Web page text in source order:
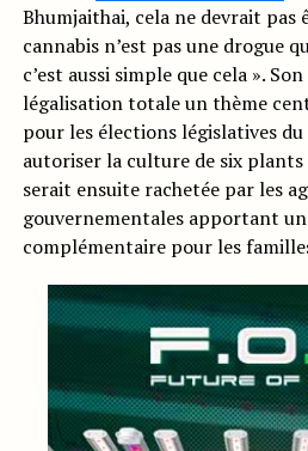
Bhumjaithai, cela ne devrait pas
cannabis n’est pas une drogue
c’est aussi simple que cela ».
légalisation totale un thème
pour les élections législatives
autoriser la culture de six
serait ensuite rachetée par les
gouvernementales apportant
complémentaire pour les